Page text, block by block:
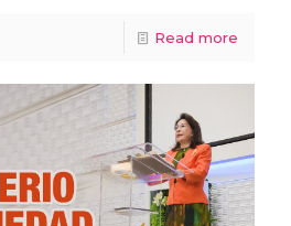
Read more